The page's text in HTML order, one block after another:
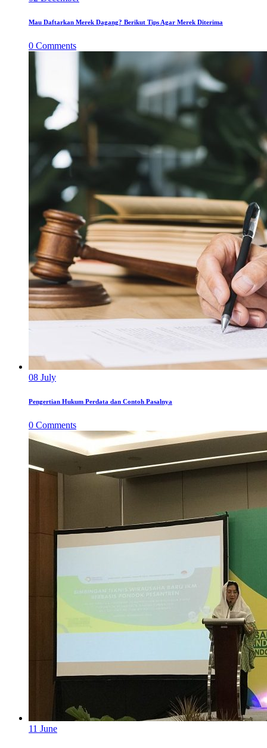
Mau Daftarkan Merek Dagang? Berikut Tips Agar Merek Diterima
0 Comments
08 July
Pengertian Hukum Perdata dan Contoh Pasalnya
0 Comments
11 June